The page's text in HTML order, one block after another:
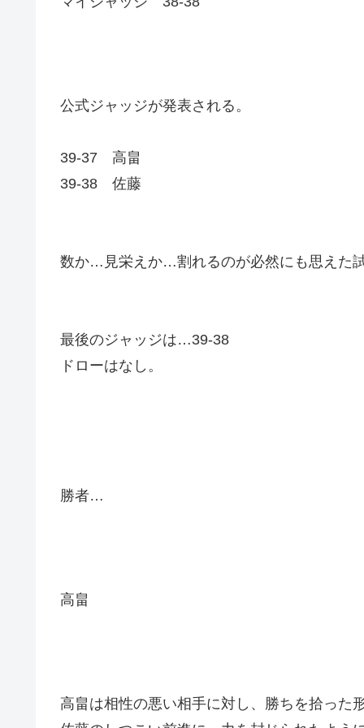
公式ジャッジが発表される。
39-37 高畠
39-38 佐藤
数か…見栄えか…割れるのが必然にも思えた
最後のジャッジは…39-38
ドローはなし。
勝者…
高畠
高畠は相性の悪い相手に対し、勝ちを拾った